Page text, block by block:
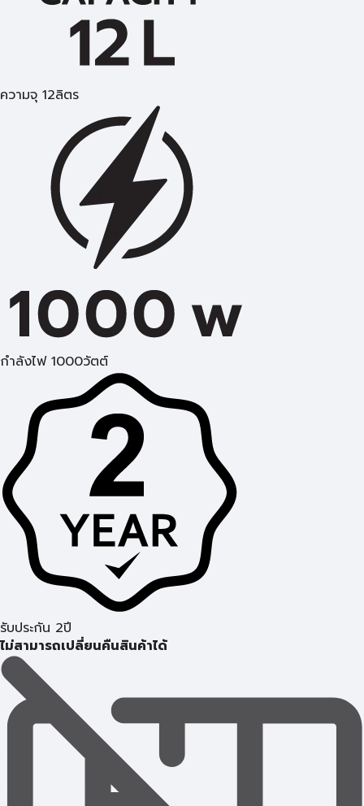
ความจุ 12ลิตร
กำลังไฟ 1000วัตต์
รับประกัน 2ปี
ไม่สามารถเปลี่ยนคืนสินค้าได้